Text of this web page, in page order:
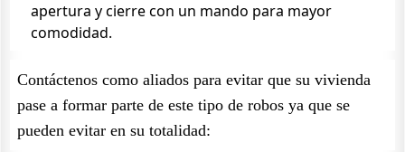
apertura y cierre con un mando para mayor
comodidad.
Contáctenos como aliados para evitar que su vivienda
pase a formar parte de este tipo de robos ya que se
pueden evitar en su totalidad: